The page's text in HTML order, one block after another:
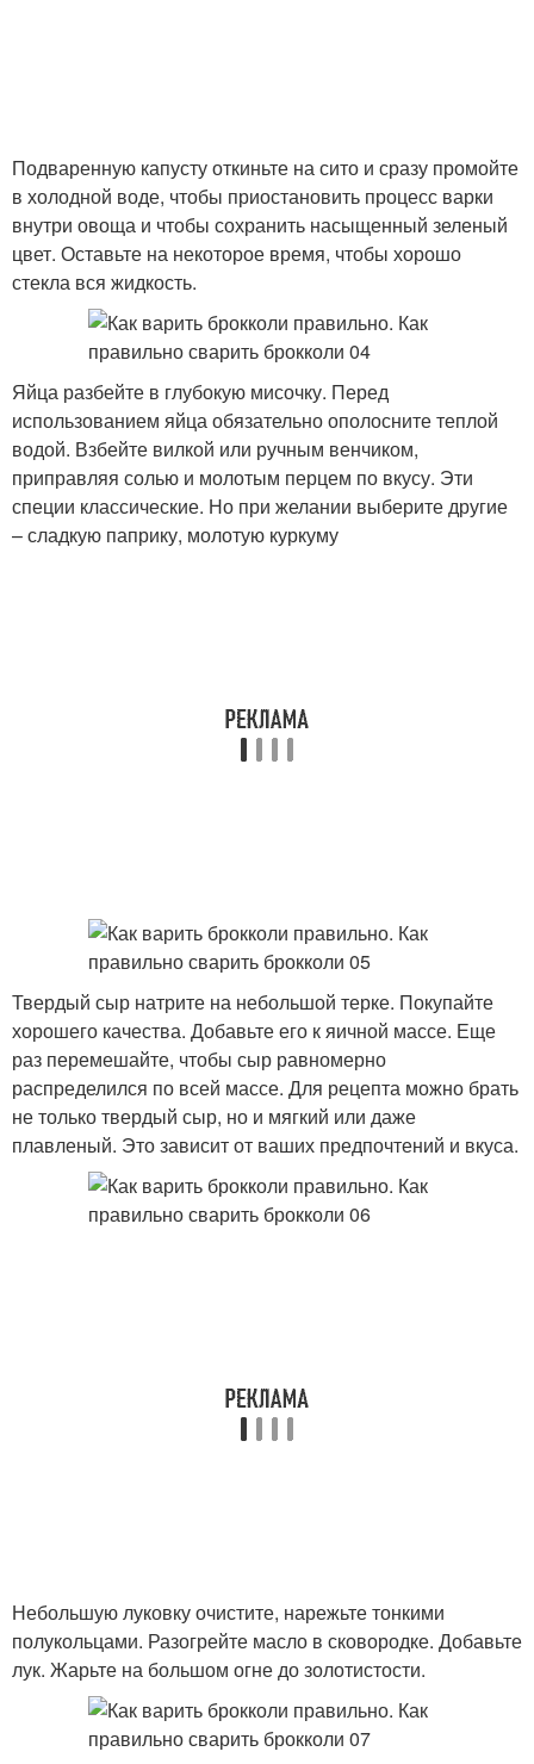
Подваренную капусту откиньте на сито и сразу промойте
в холодной воде, чтобы приостановить процесс варки
внутри овоща и чтобы сохранить насыщенный зеленый
цвет. Оставьте на некоторое время, чтобы хорошо
стекла вся жидкость.
Яйца разбейте в глубокую мисочку. Перед
использованием яйца обязательно ополосните теплой
водой. Взбейте вилкой или ручным венчиком,
приправляя солью и молотым перцем по вкусу. Эти
специи классические. Но при желании выберите другие
– сладкую паприку, молотую куркуму
Твердый сыр натрите на небольшой терке. Покупайте
хорошего качества. Добавьте его к яичной массе. Еще
раз перемешайте, чтобы сыр равномерно
распределился по всей массе. Для рецепта можно брать
не только твердый сыр, но и мягкий или даже
плавленый. Это зависит от ваших предпочтений и вкуса.
Небольшую луковку очистите, нарежьте тонкими
полукольцами. Разогрейте масло в сковородке. Добавьте
лук. Жарьте на большом огне до золотистости.